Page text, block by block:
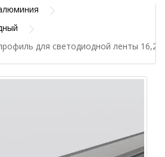
для светодиодной ленты